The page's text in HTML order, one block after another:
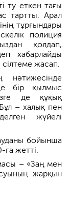
ту еткен тағы
тартты. Арал
тұрғындары
полиция
қолдап,
хабарлайды
сілтеме жасап.
нәтижесінде
бір қылмыс
де құқық
– халық пен
жүйелі
бойынша
ға жетті.
– «Заң мен
жарқын